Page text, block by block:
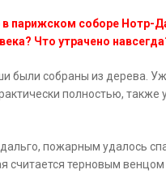
парижском соборе Нотр-
Что утрачено
были собраны из дерева.
полностью, также
пожарным удалось
терновым венцом